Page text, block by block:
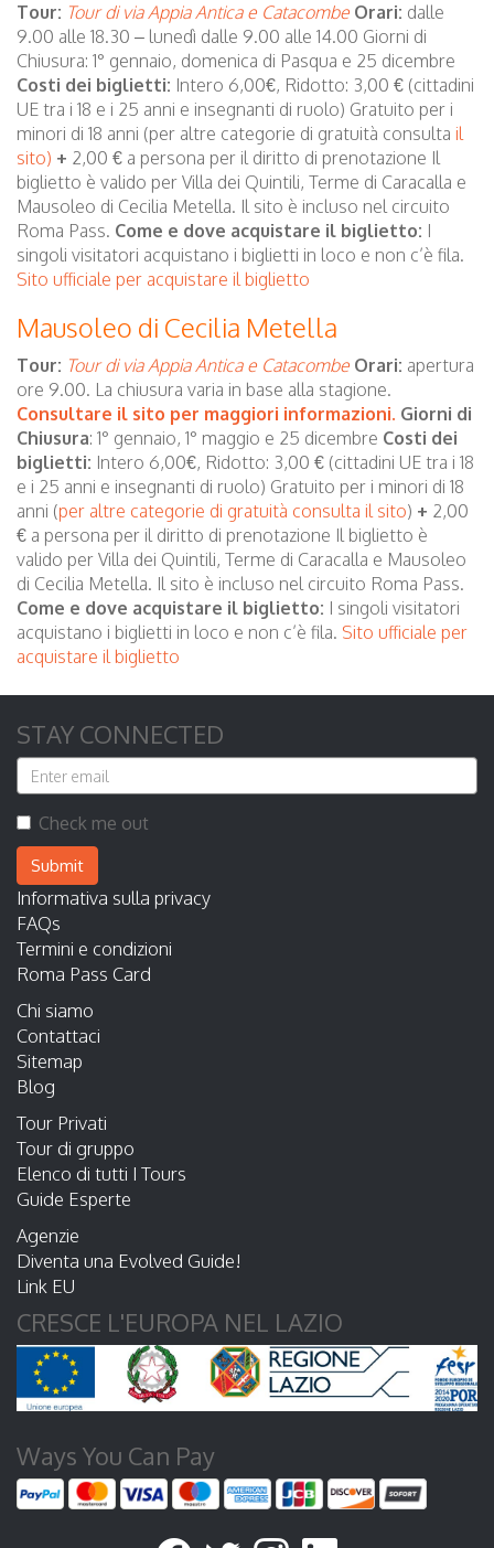
Tour: Tour di via Appia Antica e Catacombe Orari: dalle
9.00 alle 18.30 – lunedì dalle 9.00 alle 14.00 Giorni di
Chiusura: 1° gennaio, domenica di Pasqua e 25 dicembre
Costi dei biglietti: Intero 6,00€, Ridotto: 3,00 € (cittadini
UE tra i 18 e i 25 anni e insegnanti di ruolo) Gratuito per i
minori di 18 anni (per altre categorie di gratuità consulta il
sito) + 2,00 € a persona per il diritto di prenotazione Il
biglietto è valido per Villa dei Quintili, Terme di Caracalla e
Mausoleo di Cecilia Metella. Il sito è incluso nel circuito
Roma Pass. Come e dove acquistare il biglietto: I
singoli visitatori acquistano i biglietti in loco e non c’è fila.
Sito ufficiale per acquistare il biglietto
Mausoleo di Cecilia Metella
Tour: Tour di via Appia Antica e Catacombe Orari: apertura
ore 9.00. La chiusura varia in base alla stagione.
Consultare il sito per maggiori informazioni. Giorni di
Chiusura: 1° gennaio, 1° maggio e 25 dicembre Costi dei
biglietti: Intero 6,00€, Ridotto: 3,00 € (cittadini UE tra i 18
e i 25 anni e insegnanti di ruolo) Gratuito per i minori di 18
anni (per altre categorie di gratuità consulta il sito) + 2,00
€ a persona per il diritto di prenotazione Il biglietto è
valido per Villa dei Quintili, Terme di Caracalla e Mausoleo
di Cecilia Metella. Il sito è incluso nel circuito Roma Pass.
Come e dove acquistare il biglietto: I singoli visitatori
acquistano i biglietti in loco e non c’è fila. Sito ufficiale per
acquistare il biglietto
STAY CONNECTED
Check me out
Submit
Informativa sulla privacy
FAQs
Termini e condizioni
Roma Pass Card
Chi siamo
Contattaci
Sitemap
Blog
Tour Privati
Tour di gruppo
Elenco di tutti I Tours
Guide Esperte
Agenzie
Diventa una Evolved Guide!
Link EU
CRESCE L'EUROPA NEL LAZIO
Ways You Can Pay